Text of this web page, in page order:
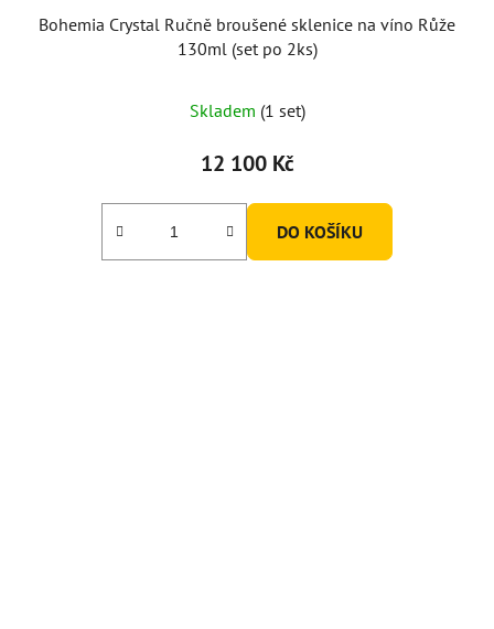
Bohemia Crystal Ručně broušené sklenice na víno Růže
130ml (set po 2ks)
Skladem (1 set)
12 100 Kč
DO KOŠÍKU